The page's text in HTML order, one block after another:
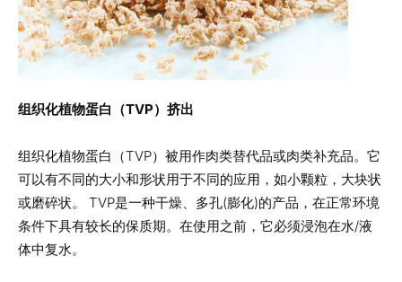
组织化植物蛋白（TVP）挤出
组织化植物蛋白（TVP）被用作肉类替代品或肉类补充品。它
可以有不同的大小和形状用于不同的应用，如小颗粒，大块状
或磨碎状。 TVP是一种干燥、多孔(膨化)的产品，在正常环境
条件下具有较长的保质期。在使用之前，它必须浸泡在水/液
体中复水。